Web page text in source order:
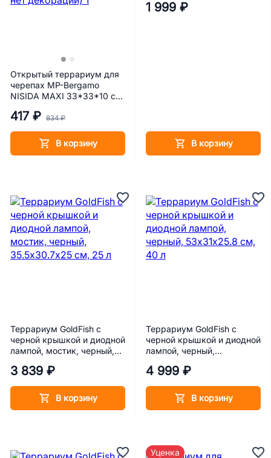
Открытый террариум для
черепах MP-Bergamo
NISIDA MAXI 33*33*10 cм
417 ₽ 834 ₽
В корзину
1 999 ₽
В корзину
Террариум GoldFish с
черной крышкой и диодной
лампой, мостик, черный,
3 839 ₽
В корзину
Террариум GoldFish с
черной крышкой и диодной
лампой, черный,
4 999 ₽
В корзину
Уценка